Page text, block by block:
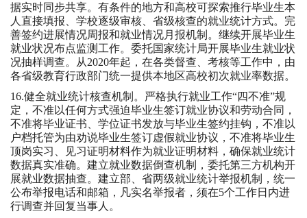
据实时同步共享。有条件的地方和高校可探索推行毕业生本
人直接填报、学校逐级审核、省级核查的就业统计方式。完
善签约进展情况周报和就业情况月报机制。继续开展毕业生
就业状况布点监测工作。委托国家统计局开展毕业生就业状
况抽样调查。从2020年起，在各类督查、考核等工作中，由
各省级教育行政部门统一提供本地区高校初次就业率数据。
16.健全就业统计核查机制。严格执行就业工作“四不准”规
定，不准以任何方式强迫毕业生签订就业协议和劳动合同，
不准将毕业证书、学位证书发放与毕业生签约挂钩，不准以
户档托管为由劝说毕业生签订虚假就业协议，不准将毕业生
顶岗实习、见习证明材料作为就业证明材料，确保就业统计
数据真实准确。建立就业数据倒查机制，委托第三方机构开
展就业数据抽查。建立部、省两级就业统计举报机制，统一
公布举报电话和邮箱，凡实名举报者，须在5个工作日内进
行调查并回复当事人。